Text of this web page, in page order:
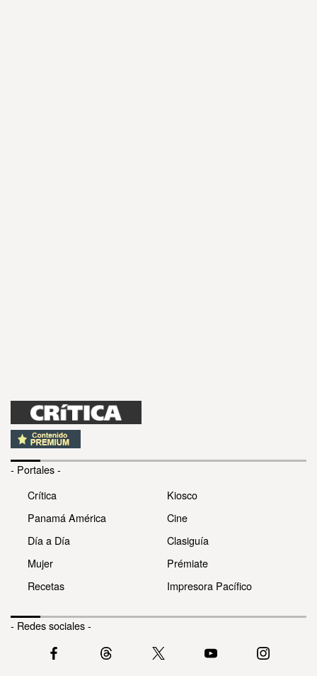
- Portales -
Crítica
Panamá América
Día a Día
Mujer
Recetas
Kiosco
Cine
Clasiguía
Prémiate
Impresora Pacífico
- Redes sociales -